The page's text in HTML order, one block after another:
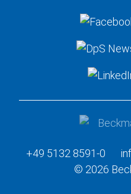
+49 5132 8591-0
© 2026